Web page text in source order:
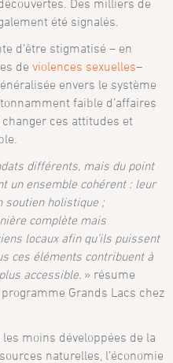
Des milliers de
été signalés.
d’être stigmatisé – en
deviolences sexuelles–
envers le système
faible d’affaires
changer ces attitudes et
différents, mais du point
un ensemble cohérent : leur
soutien holistique ;
complète mais
locaux afin qu’ils puissent
ces éléments contribuent à
accessible. » résume
programme Grands Lacs chez
moins développées de la
naturelles, l’économie